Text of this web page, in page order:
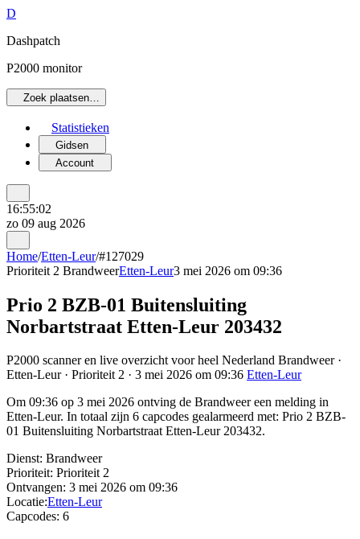
D
Dashpatch
P2000 monitor
Zoek plaatsen…
Statistieken
Gidsen
Account
16:55:02
zo 09 aug 2026
Home/Etten-Leur/#127029
Prioriteit 2 BrandweerEtten-Leur3 mei 2026 om 09:36
Prio 2 BZB-01 Buitensluiting
Norbartstraat Etten-Leur 203432
P2000 scanner en live overzicht voor heel Nederland Brandweer ·
Etten-Leur · Prioriteit 2 · 3 mei 2026 om 09:36 Etten-Leur
Om 09:36 op 3 mei 2026 ontving de Brandweer een melding in
Etten-Leur. In totaal zijn 6 capcodes gealarmeerd met: Prio 2 BZB-
01 Buitensluiting Norbartstraat Etten-Leur 203432.
Dienst: Brandweer
Prioriteit: Prioriteit 2
Ontvangen: 3 mei 2026 om 09:36
Locatie:Etten-Leur
Capcodes: 6